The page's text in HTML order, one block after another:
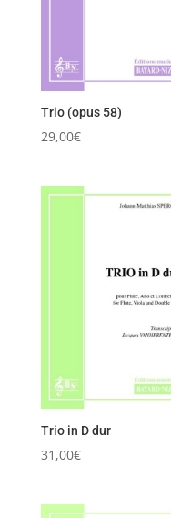
Trio (opus 58)
29,00€
Trio in D dur
31,00€